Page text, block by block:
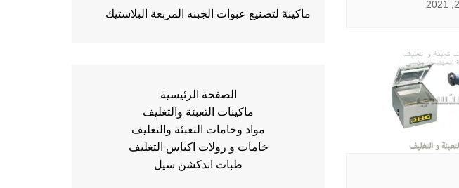
ماكينهً لتصنيع عبوات الجبنه المربعة البلاستيك
الصفحة الرئيسية
ماكينات التعبئة والتغليف
مواد وخامات التعبئة والتغليف
خامات و رولات اكياس التغليف
طبات اندكشن سيل